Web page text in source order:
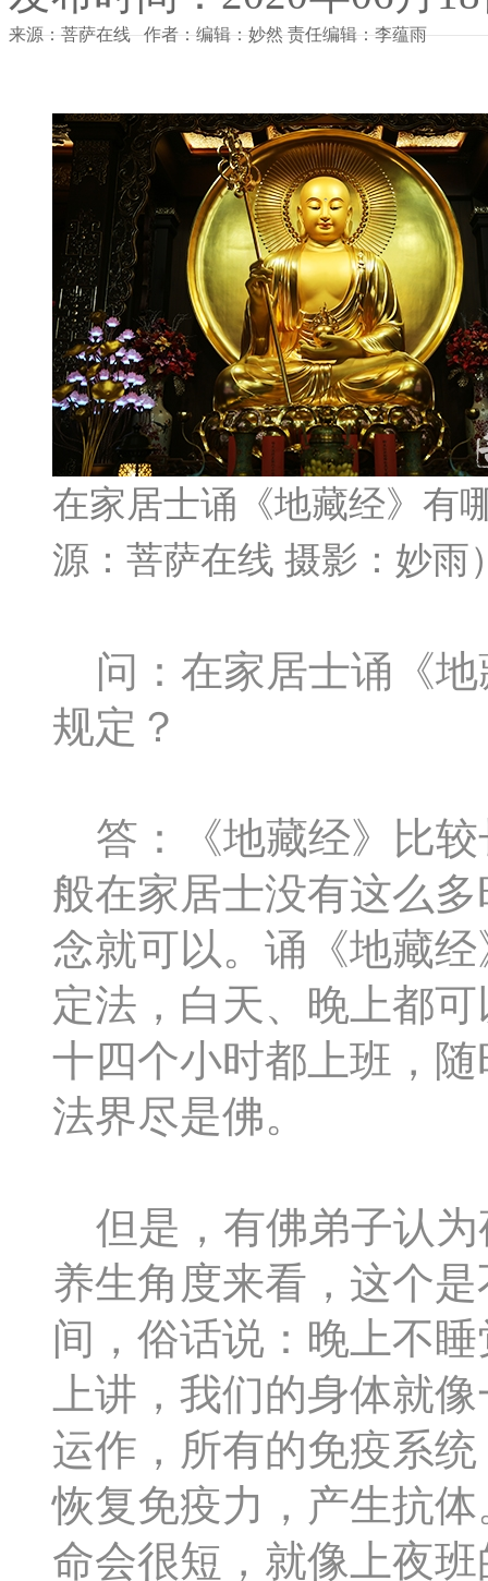
来源：菩萨在线 作者：编辑：妙然 责任编辑：李蕴雨
在家居士诵《地藏经》有
源：菩萨在线 摄影：妙雨
问：在家居士诵《地
规定？
答：《地藏经》比较
般在家居士没有这么
念就可以。诵《地藏
定法，白天、晚上都
十四个小时都上班，
法界尽是佛。
但是，有佛弟子认为
养生角度来看，这个
间，俗话说：晚上不
上讲，我们的身体就
运作，所有的免疫系
恢复免疫力，产生抗
命会很短，就像上夜